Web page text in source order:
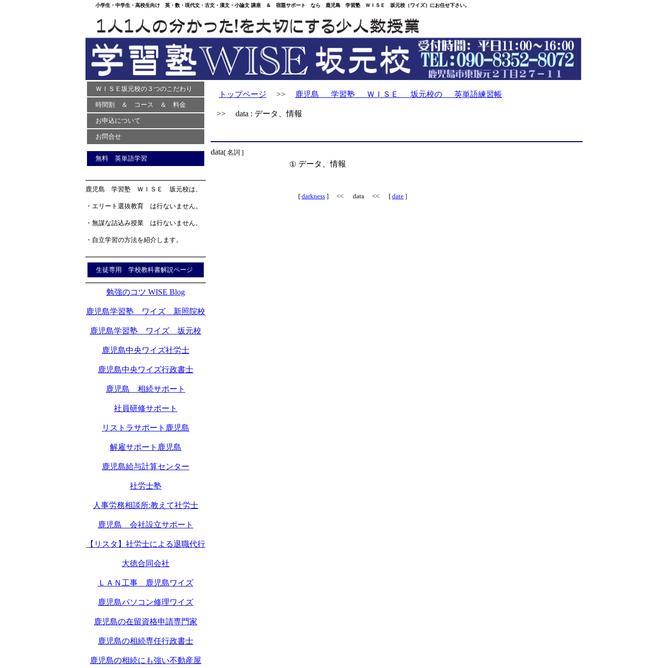
小学生・中学生・高校生向け 英・数・現代文・古文・漢文・小論文 講座 ＆ 宿題サポート なら 鹿児島 学習塾 ＷＩＳＥ 坂元校（ワイズ）にお任せ下さい。
ＷＩＳＥ坂元校の３つのこだわり
時間割 ＆ コース ＆ 料金
お申込について
お問合せ
無料 英単語学習
鹿児島 学習塾 ＷＩＳＥ 坂元校は、
・エリート選抜教育 は行ないません。
・無謀な詰込み授業 は行ないません。
・自立学習の方法を紹介します。
生徒専用 学校教科書解説ページ
勉強のコツ WISE Blog
鹿児島学習塾 ワイズ 新照院校
鹿児島学習塾 ワイズ 坂元校
鹿児島中央ワイズ社労士
鹿児島中央ワイズ行政書士
鹿児島 相続サポート
社員研修サポート
リストラサポート鹿児島
解雇サポート鹿児島
鹿児島給与計算センター
社労士塾
人事労務相談所:教えて社労士
鹿児島 会社設立サポート
【リスタ】社労士による退職代行
大徳合同会社
ＬＡＮ工事 鹿児島ワイズ
鹿児島パソコン修理ワイズ
鹿児島の在留資格申請専門家
鹿児島の相続専任行政書士
鹿児島の相続にも強い不動産屋
トップページ >> 鹿児島 学習塾 ＷＩＳＥ 坂元校の 英単語練習帳
>> data : データ、情報
data[ 名詞 ]
① データ、情報
[ darkness ] << data << [ date ]